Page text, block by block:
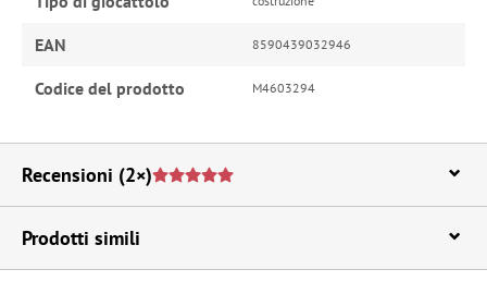
EAN 8590439032946
Codice del prodotto M4603294
Recensioni (2×)
Prodotti simili